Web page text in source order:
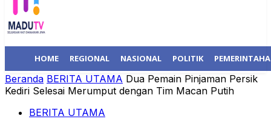
HOME REGIONAL NASIONAL POLITIK
Beranda BERITA UTAMA Dua Pemain Pinjaman Persik
Kediri Selesai Merumput dengan Tim Macan Putih
BERITA UTAMA